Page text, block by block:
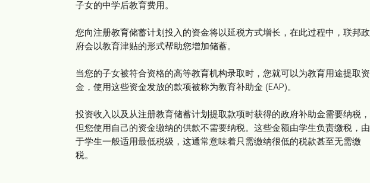
子女的中学后教育费用。
您向注册教育储蓄计划投入的资金将以延税方式增长，在此过程中，联邦政
府会以教育津贴的形式帮助您增加储蓄。
当您的子女被符合资格的高等教育机构录取时，您就可以为教育用途提取资
金，使用这些资金发放的款项被称为教育补助金 (EAP)。
投资收入以及从注册教育储蓄计划提取款项时获得的政府补助金需要纳税，
但您使用自己的资金缴纳的供款不需要纳税。这些金额由学生负责缴税，由
于学生一般适用最低税级，这通常意味着只需缴纳很低的税款甚至无需缴
税。